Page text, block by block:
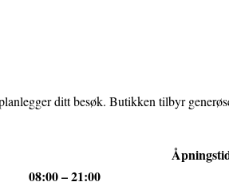
ditt besøk. Butikken tilbyr
08:00 – 21:00